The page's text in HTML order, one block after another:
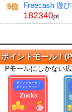
5位 Freecash 遊
182340pt
ポイントモール！
Pモールにしかない